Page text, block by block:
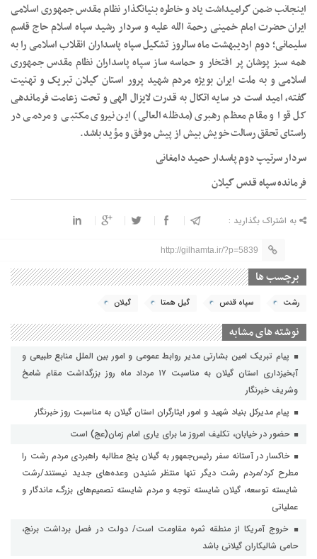
اینجانب ضمن گرامیداشت یاد و خاطره بنیانگذار نظام مقدس جمهوری اسلامی
ایران حضرت امام خمینی رحمة الله علیه و سردار رشید سپاه اسلام حاج قاسم
سلیمانی؛ دوم اردیبهشت‌ ماه سالروز تشکیل سپاه پاسداران انقلاب اسلامی را به
همه سبز پوشان پر افتخار و حماسه‌ ساز سپاه پاسداران نظام مقدس جمهوری
اسلامی و به ملت ایران بویژه مردم شهید پرور استان گیلان تبریک و تهنیت
گفته، امید است در سایه اتکال به قدرت لایزال الهی و تحت زعامت فرماندهی
کل قوا و مقام معظم رهبری (مدظله ‌العالی) این نیروی مکتبی و مردمی در
راستای تحقق رسالت خویش بیش از پیش موفق و مؤید باشد.
سردار سرتیپ دوم پاسدار حمید دامغانی
فرمانده سپاه قدس گیلان
به اشتراک بگذارید :
http://gilhamta.ir/?p=5839
برچسب ها
رشت سپاه قدس گیل همتا گیلان
نوشته های مشابه
پیام تبریک امین بشارتی مدیر روابط عمومی و امور بین الملل منابع طبیعی و
آبخیزداری استان گیلان به مناسبت ۱۷ مرداد ماه روز بزرگداشت مقام شامخ
وشریف خبرنگار
پیام مدیرکل بنیاد شهید و امور ایثارگران استان گیلان به مناسبت روز خبرنگار
حضور در خیابان، تکلیف امروز ما برای یاری امام زمان(عج) است
خاکسار در آستانه سفر رئیس‌جمهور به گیلان پنج مطالبه راهبردی مردم رشت را
مطرح کرد/مردم رشت دیگر تنها منتظر شنیدن وعده‌های جدید نیستند/رشت
شایسته توسعه، گیلان شایسته توجه و مردم شایسته تصمیم‌های بزرگ، ماندگار و
عملیاتی
خروج آمریکا از منطقه ثمره مقاومت است/ دولت در فصل برداشت برنج،
حامی شالیکاران گیلانی باشد